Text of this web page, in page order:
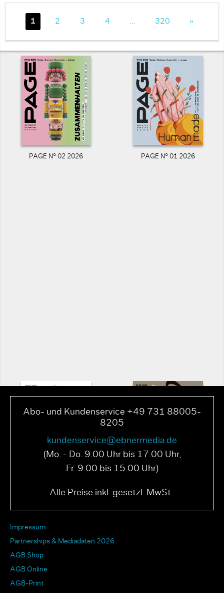
1 2 3 4 320 »
PAGE N° 02 2026 PAGE N° 01 2026
Abo- und Kundenservice +49 731 88005-
8205
kundenservice@ebnermedia.de
(Mo. - Do. 9.00 Uhr bis 17.00 Uhr,
Fr. 9.00 bis 15.00 Uhr)
Alle Preise inkl. gesetzl. MwSt..
Impressum
Partnerships & Mediadaten 2026
AGB Shop
AGB Online
AGB-Print